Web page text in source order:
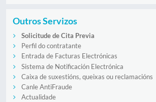
Outros Servizos
Solicitude de Cita Previa
Perfil do contratante
Entrada de Facturas Electrónicas
Sistema de Notificación Electrónica
Caixa de suxestións, queixas ou reclamacións
Canle AntiFraude
Actualidade